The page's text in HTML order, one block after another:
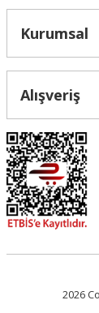
Kurumsal
Alışveriş
2026